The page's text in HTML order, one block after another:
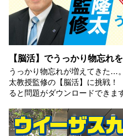
【脳活】でうっかり物忘れ
うっかり物忘れが増えてきた…
太教授監修の【脳活】に挑戦
ると問題がダウンロードできま